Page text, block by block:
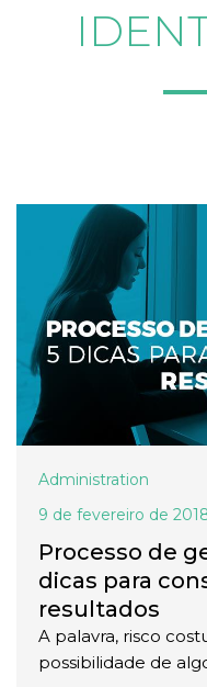
Administration
9 de fevereiro de
Processo de
dicas para
resultados
A palavra, risco
possibilidade de